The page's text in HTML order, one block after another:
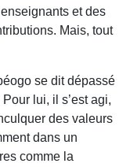
et des
Mais, tout
se dit dépassé
lui, il s’est agi,
des valeurs
dans un
comme la